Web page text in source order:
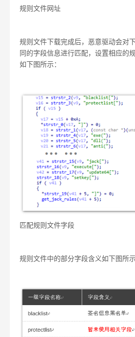
规则文件网址
规则文件下载完成后，恶意驱动会对
同的字段信息进行匹配，设置相应的
如下图所示：
匹配规则文件字段
规则文件中的部分字段含义如下图所示